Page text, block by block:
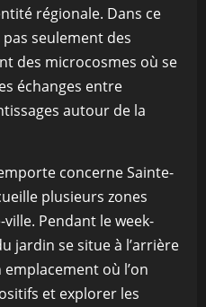
régionale. Dans ce
seulement des
des microcosmes où se
échanges entre
autour de la
concerne Sainte-
plusieurs zones
Pendant le week-
jardin se situe à l’arrière
où l’on
et explorer les